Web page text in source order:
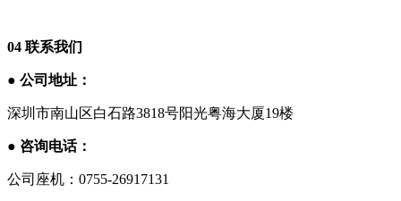
04 联系我们
● 公司地址：
深圳市南山区白石路3818号阳光粤海大厦19楼
● 咨询电话：
公司座机：0755-26917131